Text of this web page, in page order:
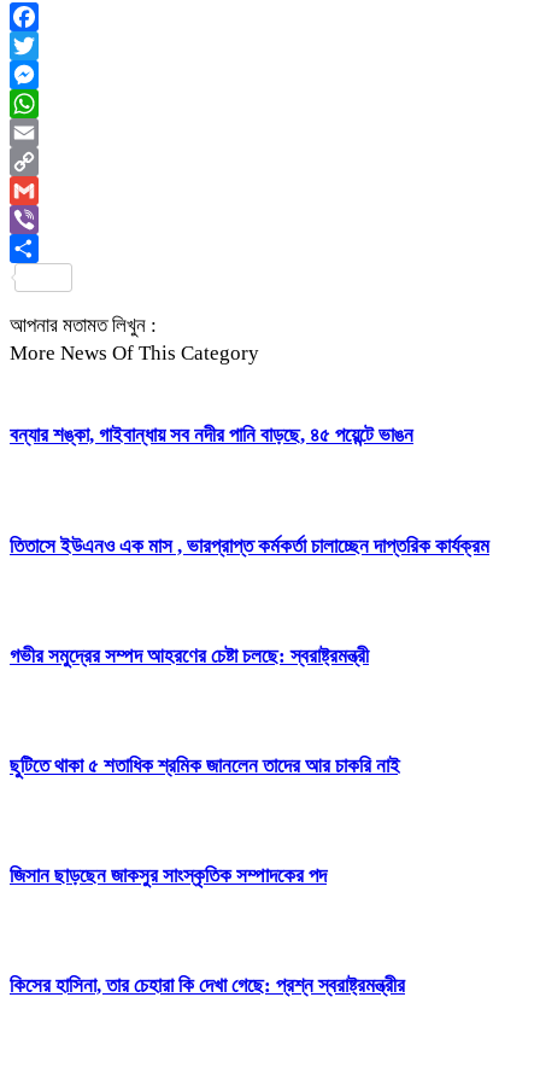
Facebook
Twitter
Messenger
WhatsApp
Email
Copy
Link
Gmail
Viber
আপনার মতামত লিখুন :
More News Of This Category
বন্যার শঙ্কা, গাইবান্ধায় সব নদীর পানি বাড়ছে, ৪৫ পয়েন্টে ভাঙন
তিতাসে ইউএনও এক মাস , ভারপ্রাপ্ত কর্মকর্তা চালাচ্ছেন দাপ্তরিক কার্যক্রম
গভীর সমুদ্রের সম্পদ আহরণের চেষ্টা চলছে: স্বরাষ্ট্রমন্ত্রী
ছুটিতে থাকা ৫ শতাধিক শ্রমিক জানলেন তাদের আর চাকরি নাই
জিসান ছাড়ছেন জাকসুর সাংস্কৃতিক সম্পাদকের পদ
কিসের হাসিনা, তার চেহারা কি দেখা গেছে: প্রশ্ন স্বরাষ্ট্রমন্ত্রীর